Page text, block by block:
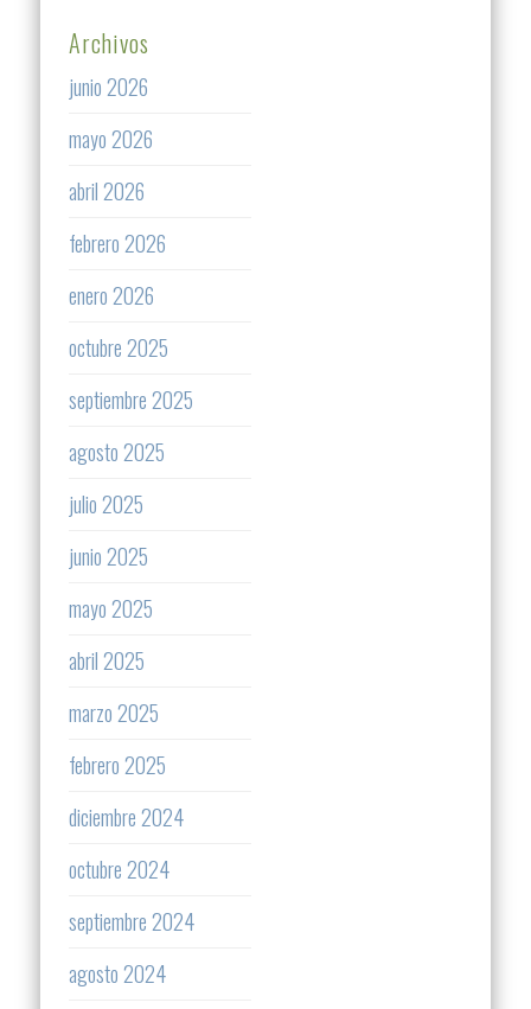
Archivos
junio 2026
mayo 2026
abril 2026
febrero 2026
enero 2026
octubre 2025
septiembre 2025
agosto 2025
julio 2025
junio 2025
mayo 2025
abril 2025
marzo 2025
febrero 2025
diciembre 2024
octubre 2024
septiembre 2024
agosto 2024